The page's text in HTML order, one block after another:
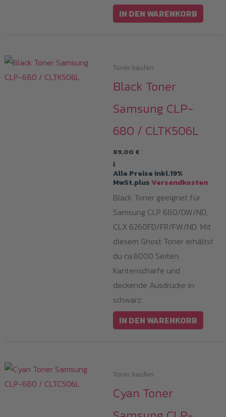
IN DEN WARENKORB
Toner kaufen
Black Toner
Samsung CLP-
680 / CLTK506L
89,00 €
i
Alle Preise inkl.19%
MwSt.plusVersandkosten
Black Toner geeignet für
Samsung CLP 680/DW/ND,
CLX 6260FD/FR/FW/ND. Mit
diesem Ghost Toner erhältst
du ca.6000 Seiten.
Kantenscharfe und
deckende Ausdrucke in
schwarz.
IN DEN WARENKORB
Toner kaufen
Cyan Toner